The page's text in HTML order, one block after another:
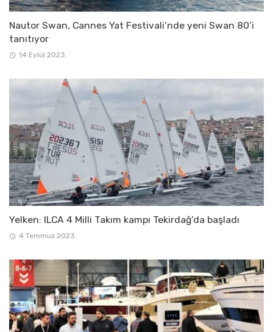
Nautor Swan, Cannes Yat Festivali’nde yeni Swan 80’i
tanıtıyor
14 Eylül 2023
Yelken: ILCA 4 Milli Takım kampı Tekirdağ’da başladı
4 Temmuz 2023